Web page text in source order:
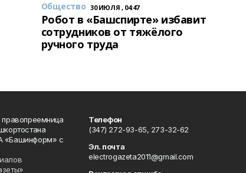
Общество 30 ИЮЛЯ , 04:47
Робот в «Башспирте» избавит
сотрудников от тяжёлого
ручного труда
правопреемница
«Башинформ» с
Телефон
(347) 272-93-65, 273-32-62
Эл. почта
electrogazeta2011@gmail.com